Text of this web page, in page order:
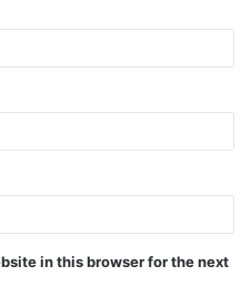
in this browser for the next